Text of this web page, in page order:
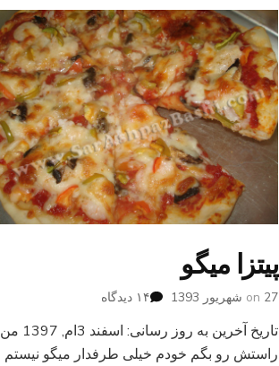
پیتزا میگو
on 27 شهریور 1393 ۱۴ دیدگاه
میگو
تاریخ آخرین به روز رسانی: اسفند 3ام, 1397 من
راستش رو بگم خودم خیلی طرفدار میگو نیستم